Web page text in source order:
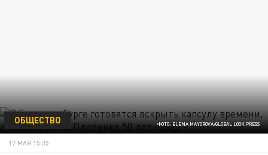
ФОТО: ELENA MAYOROVA/GLOBAL LOOK PRESS
ОБЩЕСТВО
17 МАЯ 15:35